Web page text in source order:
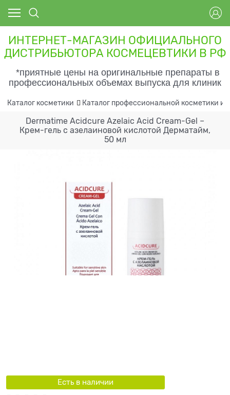
ИНТЕРНЕТ-МАГАЗИН ОФИЦИАЛЬНОГО
ДИСТРИБЬЮТОРА КОСМЕЦЕВТИКИ В РФ
*приятные цены на оригинальные препараты в
профессиональных объемах выпуска для клиник
Каталог косметики Каталог профессиональной косметики и
Dermatime Acidcure Azelaic Acid Cream-Gel –
Крем-гель с азелаиновой кислотой Дерматайм,
50 мл
Есть в наличии